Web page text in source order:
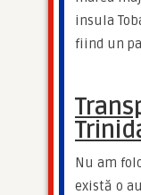
insula
fiind un
Nu am
există o